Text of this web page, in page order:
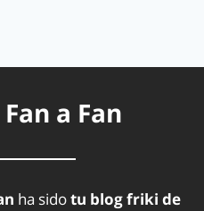
a Fan
ha sidotu blog friki de